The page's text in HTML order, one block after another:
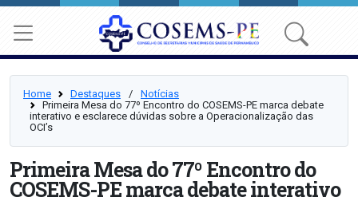
Home Destaques ⠀/⠀ Notícias
Primeira Mesa do 77º Encontro do COSEMS-PE marca debate
interativo e esclarece dúvidas sobre a Operacionalização das
OCI’s
Primeira Mesa do 77º Encontro do
COSEMS-PE marca debate interativo